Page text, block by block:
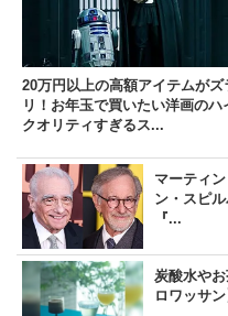
20万円以上の高額アイテムがズ
リ！お年玉で買いたい洋画のハ
クオリティすぎるス...
マーティ
ン・スピ
『...
炭酸水や
ロワッサン